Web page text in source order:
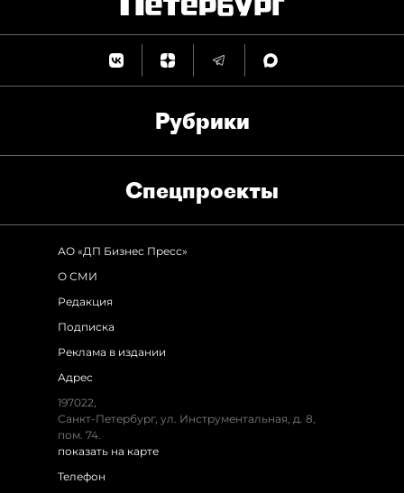
Рубрики
Спец­проекты
АО «ДП Бизнес Пресс»
О СМИ
Редакция
Подписка
Реклама в издании
Адрес
197022,
Санкт-Петербург, ул. Инструментальная, д. 8,
пом. 74.
показать на карте
Телефон